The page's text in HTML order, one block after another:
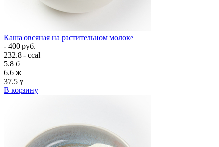
Каша овсяная на растительном молоке
- 400 руб.
232.8 - ccal
5.8 б
6.6 ж
37.5 у
В корзину